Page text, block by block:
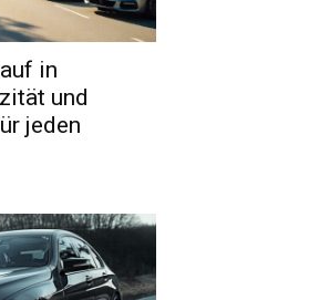
in
und
jeden